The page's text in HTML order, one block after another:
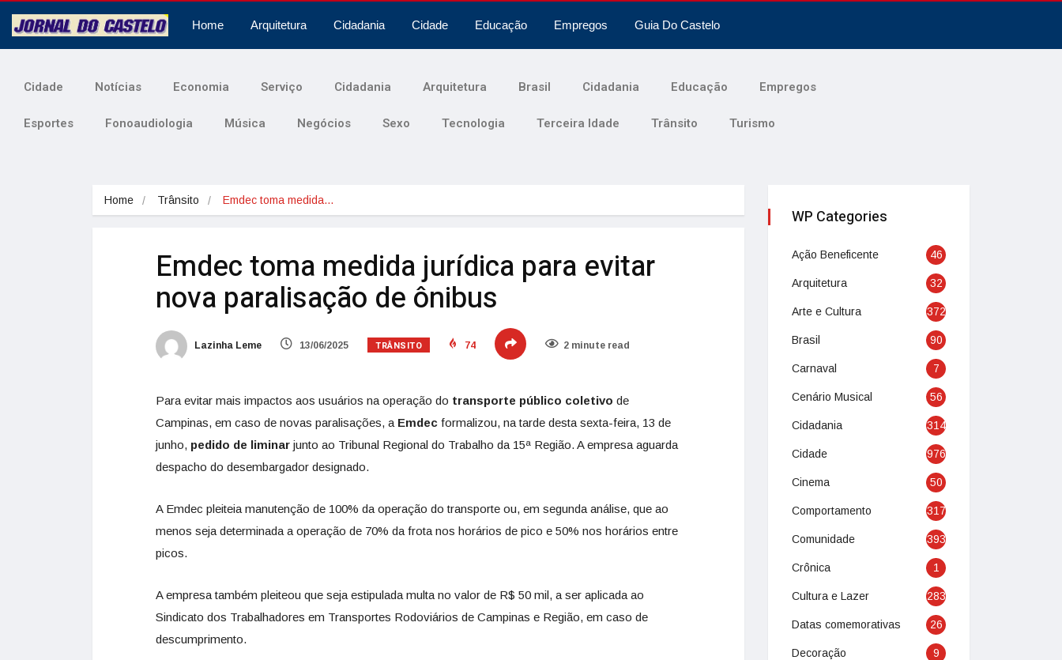
Home Arquitetura Cidadania Cidade Educação Empregos Guia Do Castelo
Cidade Notícias Economia Serviço Cidadania Arquitetura Brasil Cidadania Educação Empregos
Esportes Fonoaudiologia Música Negócios Sexo Tecnologia Terceira Idade Trânsito Turismo
Home Trânsito Emdec toma medida…
Emdec toma medida jurídica para evitar
nova paralisação de ônibus
Lazinha Leme 13/06/2025 TRÂNSITO 74 2 minute read
Para evitar mais impactos aos usuários na operação do transporte público coletivo de
Campinas, em caso de novas paralisações, a Emdec formalizou, na tarde desta sexta-feira, 13 de
junho, pedido de liminar junto ao Tribunal Regional do Trabalho da 15ª Região. A empresa aguarda
despacho do desembargador designado.
A Emdec pleiteia manutenção de 100% da operação do transporte ou, em segunda análise, que ao
menos seja determinada a operação de 70% da frota nos horários de pico e 50% nos horários entre
picos.
A empresa também pleiteou que seja estipulada multa no valor de R$ 50 mil, a ser aplicada ao
Sindicato dos Trabalhadores em Transportes Rodoviários de Campinas e Região, em caso de
descumprimento.
WP Categories
Ação Beneficente 46
Arquitetura 32
Arte e Cultura 372
Brasil 90
Carnaval 7
Cenário Musical 56
Cidadania 314
Cidade 976
Cinema 50
Comportamento 317
Comunidade 393
Crônica 1
Cultura e Lazer 283
Datas comemorativas 26
Decoração 9